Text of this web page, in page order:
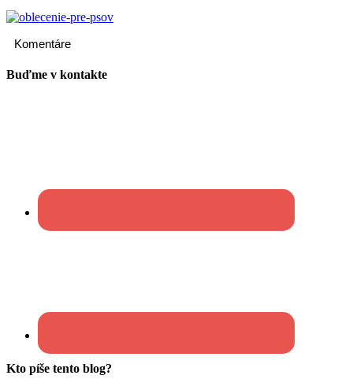
Komentáre
Buďme v kontakte
Kto píše tento blog?